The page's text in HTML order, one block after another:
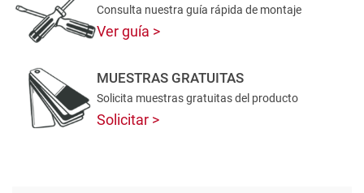
Consulta nuestra guía rápida de montaje
Ver guía
MUESTRAS GRATUITAS
Solicita muestras gratuitas del producto
Solicitar